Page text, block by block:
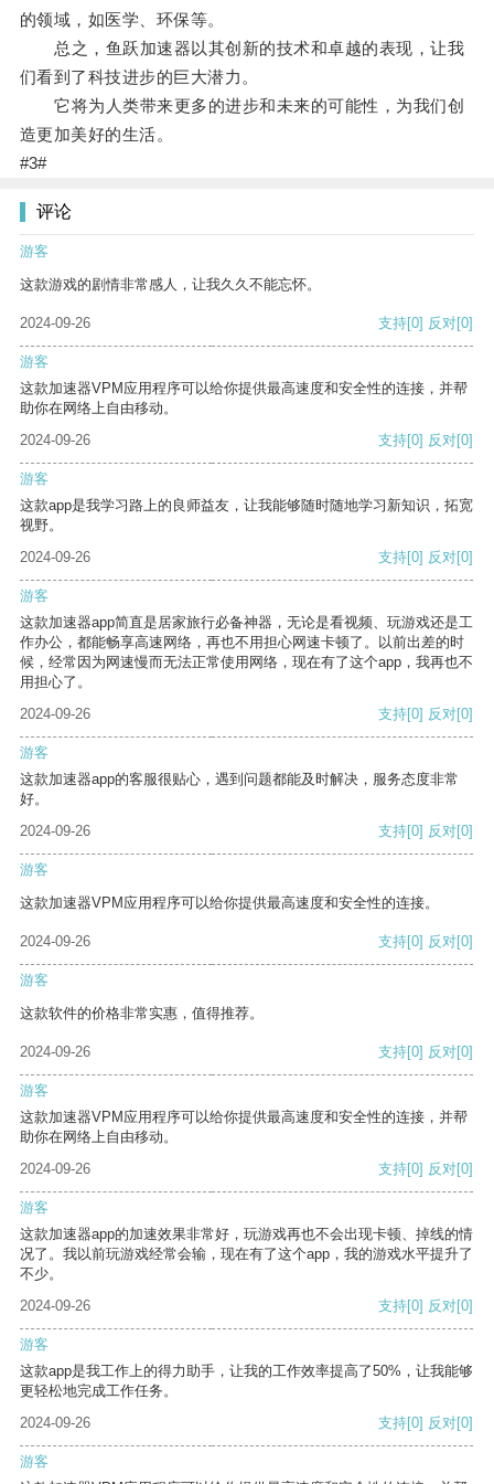
的领域，如医学、环保等。
总之，鱼跃加速器以其创新的技术和卓越的表现，让我
们看到了科技进步的巨大潜力。
它将为人类带来更多的进步和未来的可能性，为我们创
造更加美好的生活。
#3#
评论
游客
这款游戏的剧情非常感人，让我久久不能忘怀。
2024-09-26 支持[0] 反对[0]
游客
这款加速器VPM应用程序可以给你提供最高速度和安全性的连接，并帮
助你在网络上自由移动。
2024-09-26
支持[0] 反对[0]
游客
这款app是我学习路上的良师益友，让我能够随时随地学习新知识，拓宽
视野。
2024-09-26
支持[0] 反对[0]
游客
这款加速器app简直是居家旅行必备神器，无论是看视频、玩游戏还是工
作办公，都能畅享高速网络，再也不用担心网速卡顿了。以前出差的时
候，经常因为网速慢而无法正常使用网络，现在有了这个app，我再也不
用担心了。
2024-09-26
支持[0] 反对[0]
游客
这款加速器app的客服很贴心，遇到问题都能及时解决，服务态度非常
好。
2024-09-26
支持[0] 反对[0]
游客
这款加速器VPM应用程序可以给你提供最高速度和安全性的连接。
2024-09-26 支持[0] 反对[0]
游客
这款软件的价格非常实惠，值得推荐。
2024-09-26 支持[0] 反对[0]
游客
这款加速器VPM应用程序可以给你提供最高速度和安全性的连接，并帮
助你在网络上自由移动。
2024-09-26
支持[0] 反对[0]
游客
这款加速器app的加速效果非常好，玩游戏再也不会出现卡顿、掉线的情
况了。我以前玩游戏经常会输，现在有了这个app，我的游戏水平提升了
不少。
2024-09-26
支持[0] 反对[0]
游客
这款app是我工作上的得力助手，让我的工作效率提高了50%，让我能够
更轻松地完成工作任务。
2024-09-26
支持[0] 反对[0]
游客